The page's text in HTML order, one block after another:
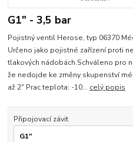
G1" - 3,5 bar
Pojistný ventil Herose, typ 06370
Určeno jako pojistné zařízení proti
tlakových nádobách.Schváleno pro
že nedojde ke změny skupenství
až 2" Prac.teplota: -10... celý popis
Připojovací závit